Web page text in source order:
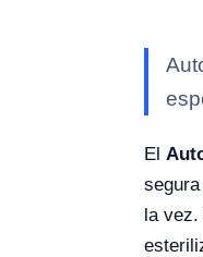
El
la vez.